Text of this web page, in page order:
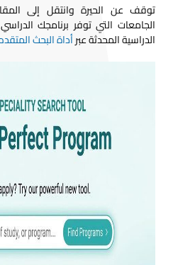
توقف عن الحيرة وانتقل إلى
الجامعات التي توفر برنامجك
الدراسية المحدثة عبرأداة البحث